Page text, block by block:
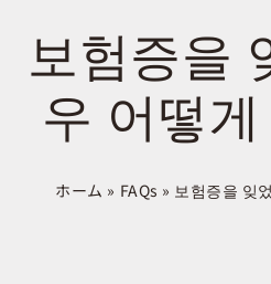
보험증을
우 어떻
ホーム » FAQs » 보험증을 잊